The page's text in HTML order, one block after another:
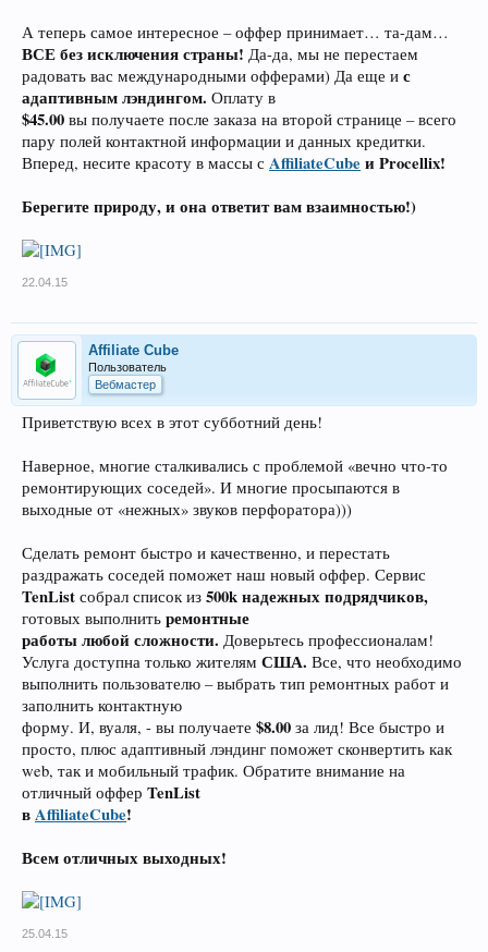
А теперь самое интересное – оффер принимает… та-дам…
ВСЕ без исключения страны! Да-да, мы не перестаем
радовать вас международными офферами) Да еще и с
адаптивным лэндингом. Оплату в
$45.00 вы получаете после заказа на второй странице – всего
пару полей контактной информации и данных кредитки.
Вперед, несите красоту в массы с AffiliateCube и Procellix!
Берегите природу, и она ответит вам взаимностью!)
22.04.15
Affiliate Cube
Пользователь
Вебмастер
Приветствую всех в этот субботний день!
Наверное, многие сталкивались с проблемой «вечно что-то
ремонтирующих соседей». И многие просыпаются в
выходные от «нежных» звуков перфоратора)))
Сделать ремонт быстро и качественно, и перестать
раздражать соседей поможет наш новый оффер. Сервис
TenList собрал список из 500k надежных подрядчиков,
готовых выполнить ремонтные
работы любой сложности. Доверьтесь профессионалам!
Услуга доступна только жителям США. Все, что необходимо
выполнить пользователю – выбрать тип ремонтных работ и
заполнить контактную
форму. И, вуаля, - вы получаете $8.00 за лид! Все быстро и
просто, плюс адаптивный лэндинг поможет сконвертить как
web, так и мобильный трафик. Обратите внимание на
отличный оффер TenList
вAffiliateCube!
Всем отличных выходных!
25.04.15